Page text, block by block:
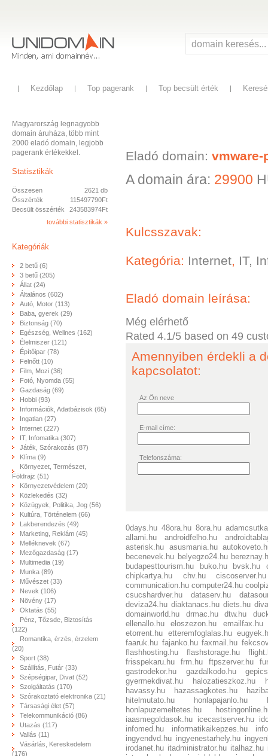
Kezdőlap Top pagerank Top becsült érték
Magyarország legnagyobb
domain áruháza, több mint
2000 eladó domain, legjobb
pagerank értékekkel.
Statisztikák
Összesen
2621 db
Összérték
115497790Ft
Becsült összérték
243583974Ft
további statisztikák »
Kategóriák
2 betű (6)
3 betű (205)
Állat (24)
Általános (602)
Autó, Motor (113)
Baba, gyerek (29)
Biztonság (70)
Egészség, Wellnes (162)
Élelmiszer (121)
Építőipar (78)
Felnőtt (10)
Film, Mozi (36)
Fotó, Nyomda (55)
Gazdaság (69)
Hobbi (93)
Információk, Adatbázisok (65)
Ingatlan (27)
Internet (227)
IT, Infomatika (307)
Játék, Szórakozás (87)
Klíma (9)
Környezet, Természet,
Földrajz (51)
Környezetvédelem (20)
Közlekedés (32)
Közügyek, Politika, Jog (56)
Kultúra, Történelem (66)
Lakberendezés (49)
Marketing, Reklám (45)
Melléknevek (67)
Mezőgazdaság (17)
Multimedia (19)
Munka (89)
Művészet (33)
Nevek (106)
Növény (17)
Oktatás (55)
Pénz, Tőzsde, Biztosítás
(122)
Romantika, érzés, érzelem
(20)
Sport (38)
Szállítás, Futár (33)
Szépségipar, Divat (52)
Szolgáltatás (170)
Szórakoztató elektronika (21)
Társasági élet (57)
Telekommunikáció (86)
Utazás (117)
Vallás (11)
Vásárlás, Kereskedelem
(176)
Eladó domain: vmware-
A domain ára: 29900
Kulcsszavak:
Kategória: Internet, IT,
Eladó domain leírása:
Még elérhető
Rated 4.1/5 based on 49
Amennyiben érdekli a
kapcsolatot:
Az Ön neve
E-mail címe:
Telefonszáma:
0days.hu 48ora.hu 8ora.hu
allami.hu
androidfelho.hu
asterisk.hu asusmania.hu
becenevek.hu belyegzo24.hu
budapesttourism.hu
buko.hu bvsk.hu
chipkartya.hu
chv.hu
ciscoserver.hu
communication.hu computer24.hu
csucshardver.hu
dataserv.hu
deviza24.hu diaktanacs.hu diets.hu
domainworld.hu
drmac.hu dtw.hu
ellenallo.hu
eloszezon.hu
emailfax.hu
etorrent.hu etteremfoglalas.hu
faaruk.hu fajanko.hu faxmail.hu
flashhosting.hu
flashstorage.hu
frisspekaru.hu
frm.hu ftpszerver.hu
gastrodekor.hu
gazdalkodo.hu
gyermekdivat.hu
halozatieszkoz.hu
havassy.hu
hazassagkotes.hu
hitelmutato.hu
honlapajanlo.hu
honlapuzemeltetes.hu
iaasmegoldasok.hu icecastserver.hu
infomed.hu
informatikaikepzes.hu
ingyendvd.hu ingyenestarhely.hu
irodanet.hu itadministrator.hu italhaz.hu